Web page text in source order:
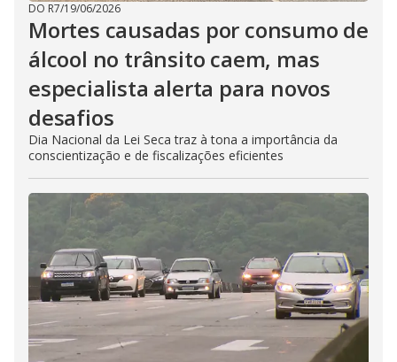
DO R7/19/06/2026
Mortes causadas por consumo de
álcool no trânsito caem, mas
especialista alerta para novos
desafios
Dia Nacional da Lei Seca traz à tona a importância da
conscientização e de fiscalizações eficientes